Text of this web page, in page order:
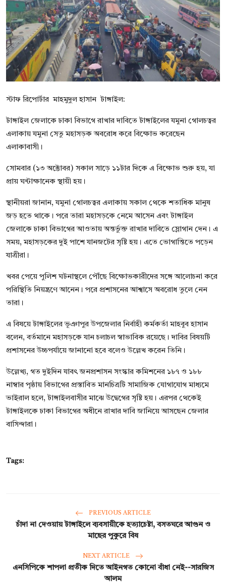
বিনোদন
বাণিজ্য
শিল্প ও সাহিত্য
জাতীয়
রাজনীতি
Bangla
স্টাফ রিপোর্টার মাহমুদুল হাসান টাঙ্গাইল:
টাঙ্গাইল জেলাকে ঢাকা বিভাগে রাখার দাবিতে টাঙ্গাইলের যমুনা গোলচত্বর
এলাকায় যমুনা সেতু মহাসড়ক অবরোধ করে বিক্ষোভ করেছেন
এলাকাবাসী।
সোমবার (১৩ অক্টোবর) সকাল সাড়ে ১১টার দিকে এ বিক্ষোভ শুরু হয়, যা
প্রায় ঘন্টাক্ষানেক স্থায়ী হয়।
স্থানীয়রা জানান, যমুনা গোলচত্বর এলাকায় সকাল থেকে শতাধিক মানুষ
জড় হতে থাকে। পরে তারা মহাসড়কে নেমে আসেন এবং টাঙ্গাইল
জেলাকে ঢাকা বিভাগের আওতায় অন্তর্ভুক্ত রাখার দাবিতে স্লোগান দেন। এ
সময়, মহাসড়কের দুই পাশে যানজটের সৃষ্টি হয়। এতে ভোগান্তিতে পড়েন
যাত্রীরা।
খবর পেয়ে পুলিশ ঘটনাস্থলে পৌঁছে বিক্ষোভকারীদের সঙ্গে আলোচনা করে
পরিস্থিতি নিয়ন্ত্রণে আনেন। পরে প্রশাসনের আশ্বাসে অবরোধ তুলে নেন
তারা।
এ বিষয়ে টাঙ্গাইলের ভূঞাপুর উপজেলার নির্বাহী কর্মকর্তা মাহবুব হাসান
বলেন, বর্তমানে মহাসড়কে যান চলাচল স্বাভাবিক রয়েছে। দাবির বিষয়টি
প্রশাসনের উচ্চপর্যায়ে জানানো হবে বলেও উল্লেখ করেন তিনি।
উল্লেখ্য, গত দুইদিন যাবৎ জনপ্রশাসন সংস্কার কমিশনের ১৮৭ ও ১৮৮
নাম্বার পৃষ্ঠায় বিভাগের প্রস্তাবিত মানচিত্রটি সামাজিক যোগাযোগ মাধ্যমে
ভাইরাল হলে, টাঙ্গাইলবাসীর মাঝে উদ্বেগের সৃষ্টি হয়। এরপর থেকেই
টাঙ্গাইলকে ঢাকা বিভাগের অধীনে রাখার দাবি জানিয়ে আসছেন জেলার
বাসিন্দারা।
Tags:
PREVIOUS ARTICLE
চাঁদা না দেওয়ায় টাঙ্গাইলে ব্যবসায়ীকে হত্যাচেষ্টা, বসতঘরে আগুন ও
মাছের পুকুরে বিষ
NEXT ARTICLE
এনসিপিকে শাপলা প্রতীক দিতে আইনগত কোনো বাঁধা নেই--সারজিস
আলম